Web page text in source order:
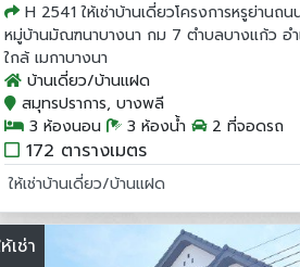
H 2541 ให้เช่าบ้านเดี่ยวโครงการหรูย่านถ
หมู่บ้านมัณฑนาบางนา กม 7 ตำบลบางแก้ว อ
ใกล้ เมกาบางนา
บ้านเดี่ยว/บ้านแฝด
สมุทรปราการ, บางพลี
3 ห้องนอน
3 ห้องน้ำ 2 ที่จอดรถ
172 ตารางเมตร
ให้เช่าบ้านเดี่ยว/บ้านแฝด
เช่า